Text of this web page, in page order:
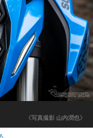
《写真撮影 山内潤也》